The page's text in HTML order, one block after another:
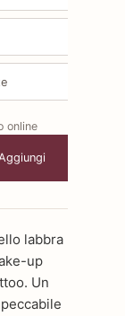
online
labbra
up
Un